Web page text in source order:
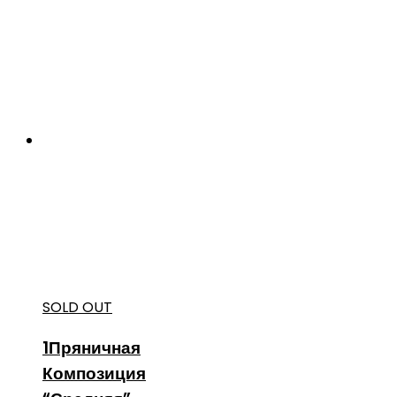
SOLD OUT
1Пряничная
Композиция